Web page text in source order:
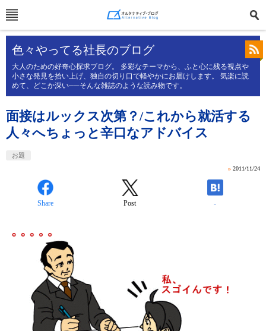
色々やってる社長のブログ
大人のための好奇心探求ブログ。 多彩なテーマから、ふと心に残る視点や
小さな発見を拾い上げ、独自の切り口で軽やかにお届けします。 気楽に読
めて、どこか深い──そんな雑誌のような読み物です。
面接はルックス次第？/これから就活する
人々へちょっと辛口なアドバイス
お題
» 2011/11/24
Share Post -